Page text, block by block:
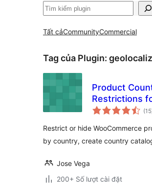
Tìm
Tất cảCommunityCommercial
Tag của Plugin:
Product
Restrictions
(15
Restrict or hide WooCommerce
by country, create country
Jose Vega
200+ Số lượt cài đặt